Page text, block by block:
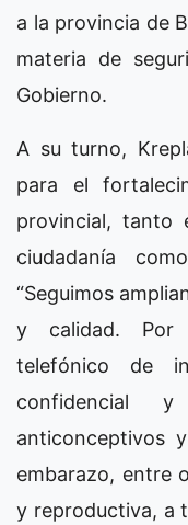
a la provincia de
materia de
Gobierno.
A su turno,
para el
provincial, tanto
ciudadanía
“Seguimos
y calidad. Por
telefónico de
confidencial
anticonceptivos
embarazo, entre
y reproductiva, a